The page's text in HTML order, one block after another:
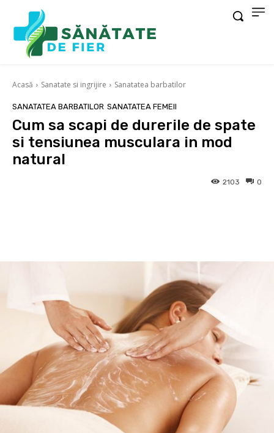
Acasă Sanatate si ingrijire Sanatatea barbatilor
SANATATEA BARBATILOR SANATATEA FEMEII
Cum sa scapi de durerile de spate
si tensiunea musculara in mod
natural
0
2103